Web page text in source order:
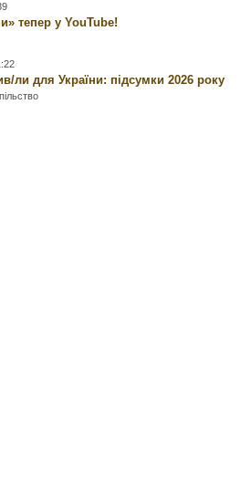
тепер у YouTube!
ли для України: підсумки 2026 року